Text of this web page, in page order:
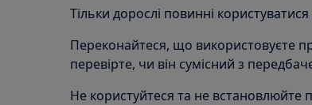
Тільки дорослі повинні
Переконайтеся, що використовуєте
перевірте, чи він сумісний з
Не користуйтеся та не